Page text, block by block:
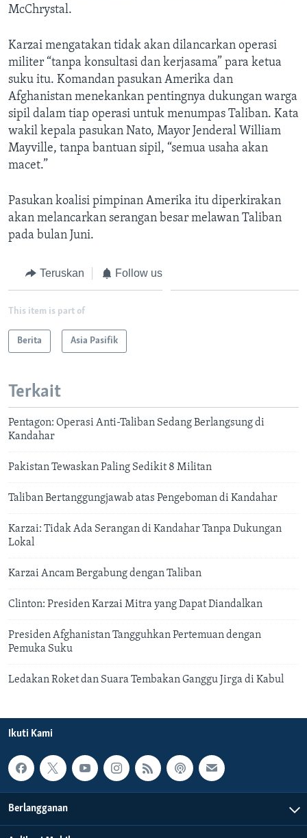
McChrystal.
Karzai mengatakan tidak akan dilancarkan operasi
militer “tanpa konsultasi dan kerjasama” para ketua
suku itu. Komandan pasukan Amerika dan
Afghanistan menekankan pentingnya dukungan warga
sipil dalam tiap operasi untuk menumpas Taliban. Kata
wakil kepala pasukan Nato, Mayor Jenderal William
Mayville, tanpa bantuan sipil, “semua usaha akan
macet.”
Pasukan koalisi pimpinan Amerika itu diperkirakan
akan melancarkan serangan besar melawan Taliban
pada bulan Juni.
Teruskan Follow us
This item is part of
Berita Asia Pasifik
Terkait
Pentagon: Operasi Anti-Taliban Sedang Berlangsung di
Kandahar
Pakistan Tewaskan Paling Sedikit 8 Militan
Taliban Bertanggungjawab atas Pengeboman di Kandahar
Karzai: Tidak Ada Serangan di Kandahar Tanpa Dukungan
Lokal
Karzai Ancam Bergabung dengan Taliban
Clinton: Presiden Karzai Mitra yang Dapat Diandalkan
Presiden Afghanistan Tangguhkan Pertemuan dengan
Pemuka Suku
Ledakan Roket dan Suara Tembakan Ganggu Jirga di Kabul
Ikuti Kami
Berlangganan